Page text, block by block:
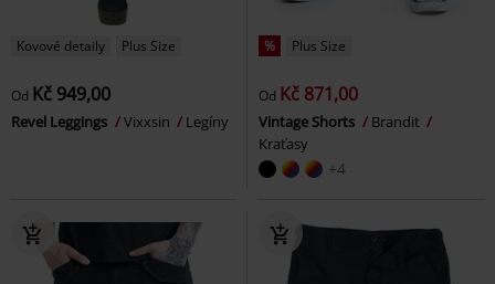
Kovové detaily Plus Size
Od Kč 949,00
Revel Leggings Vixxsin Legíny
% Plus Size
Od Kč 871,00
Vintage Shorts
Brandit
Kraťasy
+4